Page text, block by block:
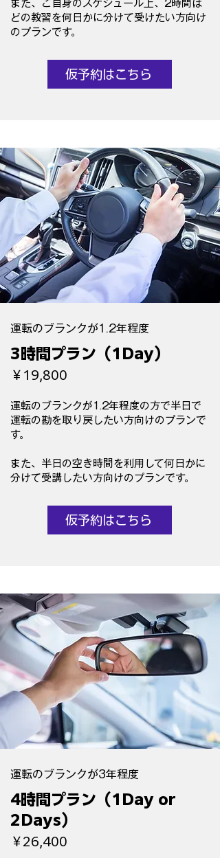
​また、ご自身のスケジュール上、2時間ほ
どの教習を何日かに分けて受けたい方向け
のプランです。
仮予約はこちら
運転のブランクが1.2年程度
3時間プラン（1Day）
￥19,800
運転のブランクが1.2年程度の方で半日で
運転の勘を取り戻したい方向けのプランで
す。
​また、半日の空き時間を利用して何日かに
分けて受講したい方向けのプランです。
仮予約はこちら
運転のブランクが3年程度
4時間プラン（1Day or
2Days）
￥26,400